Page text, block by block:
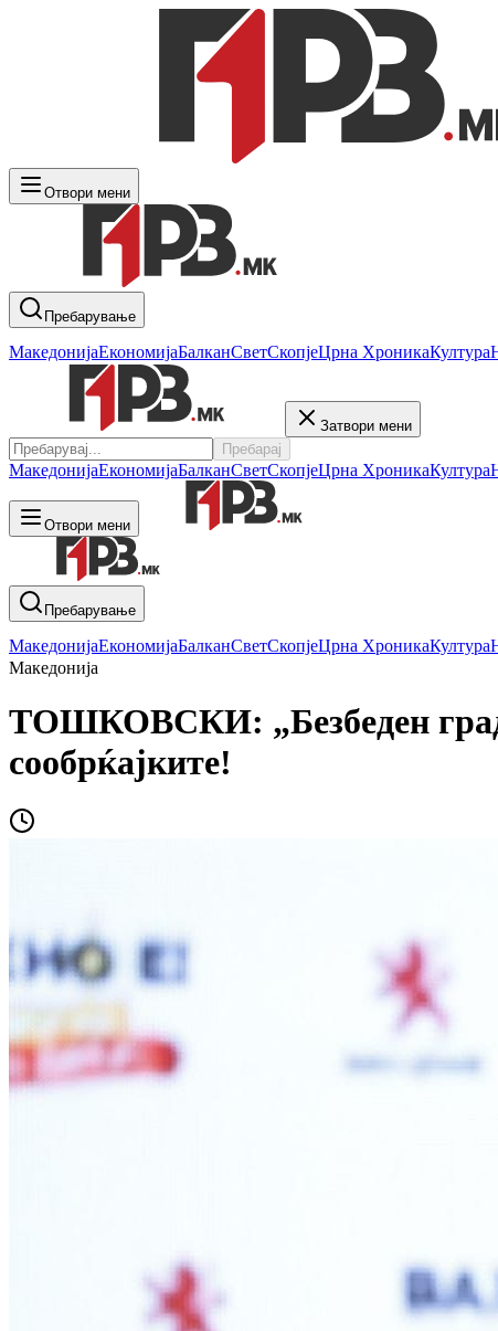
Отвори мени
Пребарување
МакедонијаЕкономијаБалканСветСкопјеЦрна ХроникаКултура
Затвори мени
Пребарај
МакедонијаЕкономијаБалканСветСкопјеЦрна ХроникаКултура
Отвори мени
Пребарување
МакедонијаЕкономијаБалканСветСкопјеЦрна ХроникаКултура
Македонија
ТОШКОВСКИ: „Безбеден град“
сообрќајките!